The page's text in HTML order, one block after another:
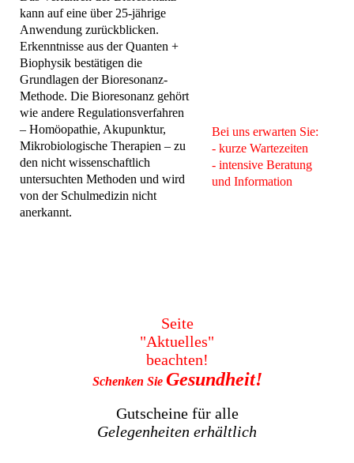
kann auf eine über 25-jährige
Anwendung zurückblicken.
Erkenntnisse aus der Quanten +
Biophysik bestätigen die
Grundlagen der Bioresonanz-
Methode. Die Bioresonanz gehört
wie andere Regulationsverfahren
– Homöopathie, Akupunktur,
Mikrobiologische Therapien – zu
den nicht wissenschaftlich
untersuchten Methoden und wird
von der Schulmedizin nicht
anerkannt.
Bei uns erwarten Sie:
- kurze Wartezeiten
- intensive Beratung
und Information
Seite
"Aktuelles"
beachten!
Schenken Sie Gesundheit!
Gutscheine für alle
Gelegenheiten erhältlich